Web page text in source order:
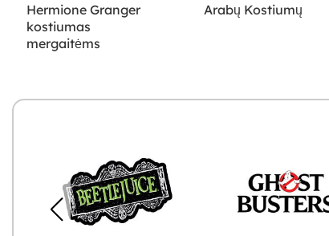
Hermione Granger
kostiumas
mergaitėms
Arabų Kostiumų